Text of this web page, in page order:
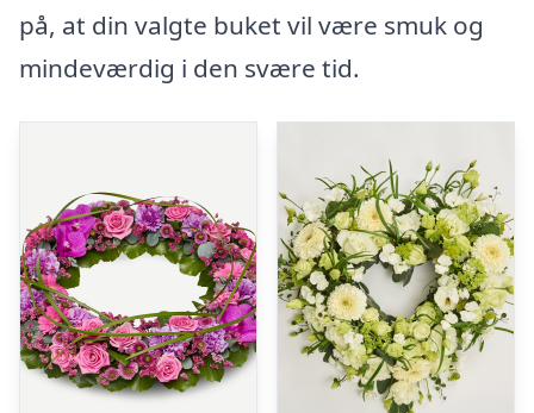
på, at din valgte buket vil være smuk og
mindeværdig i den svære tid.